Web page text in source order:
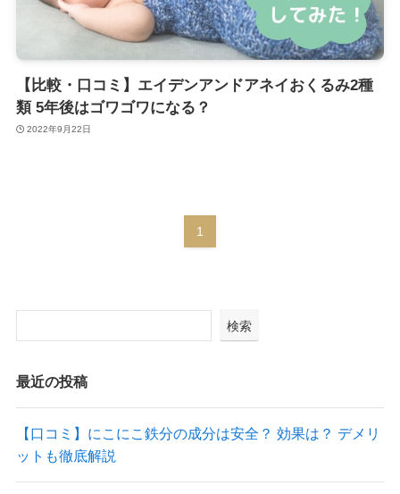
【比較・口コミ】エイデンアンドアネイおくるみ2種
類 5年後はゴワゴワになる？
2022年9月22日
1
検索
最近の投稿
【口コミ】にこにこ鉄分の成分は安全？ 効果は？ デメリ
ットも徹底解説